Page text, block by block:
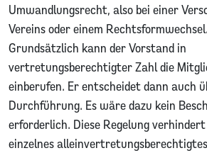
Umwandlungsrecht, also bei einer
Vereins oder einem Rechtsformwechsel.
Grundsätzlich kann der Vorstand in
vertretungsberechtigter Zahl die
einberufen. Er entscheidet dann auch
Durchführung. Es wäre dazu kein
erforderlich. Diese Regelung verhindert
einzelnes